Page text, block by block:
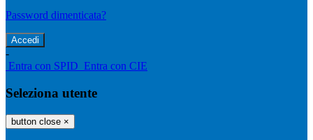
Password dimenticata?
-
Entra con SPID Entra con CIE
Seleziona utente
button close ×